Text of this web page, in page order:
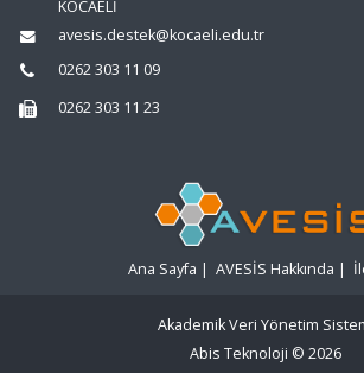
KOCAELİ
avesis.destek@kocaeli.edu.tr
0262 303 11 09
0262 303 11 23
Ana Sayfa | AVESİS Hakkında |
Akademik Veri Yönetim
Abis Teknoloji © 2026